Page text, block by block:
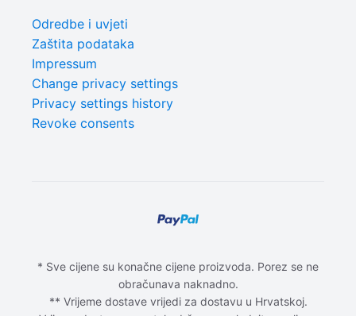
Odredbe i uvjeti
Zaštita podataka
Impressum
Change privacy settings
Privacy settings history
Revoke consents
* Sve cijene su konačne cijene proizvoda. Porez se ne
obračunava naknadno.
** Vrijeme dostave vrijedi za dostavu u Hrvatskoj.